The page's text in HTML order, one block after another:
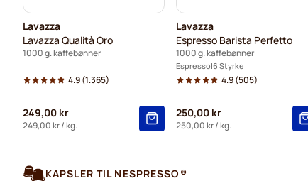
Lavazza
Lavazza Qualità Oro
1000 g. kaffebønner
4.9(1.365)
249,00 kr
249,00 kr/ kg.
Lavazza
Espresso Barista Perfetto
1000 g. kaffebønner
Espresso 6 Styrke
4.9(505)
250,00 kr
250,00 kr/ kg.
KAPSLER TIL NESPRESSO®